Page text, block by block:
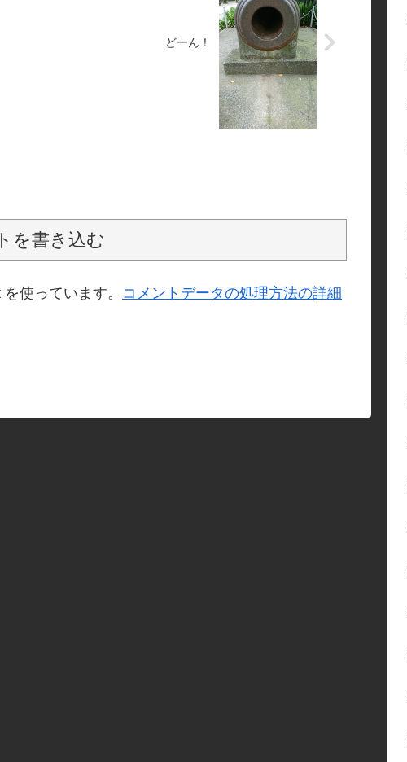
どーん！
を書き込む
使っています。 コメントデータの処理方法の詳細